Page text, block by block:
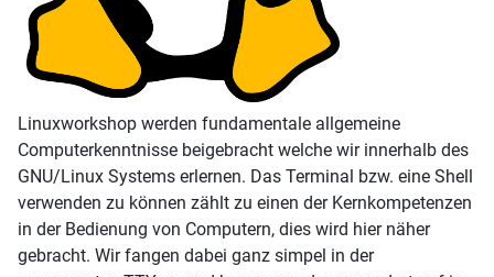
Linuxworkshop werden fundamentale allgemeine
Computerkenntnisse beigebracht welche wir innerhalb des
GNU/Linux Systems erlernen. Das Terminal bzw. eine Shell
verwenden zu können zählt zu einen der Kernkompetenzen
in der Bedienung von Computern, dies wird hier näher
gebracht. Wir fangen dabei ganz simpel in der